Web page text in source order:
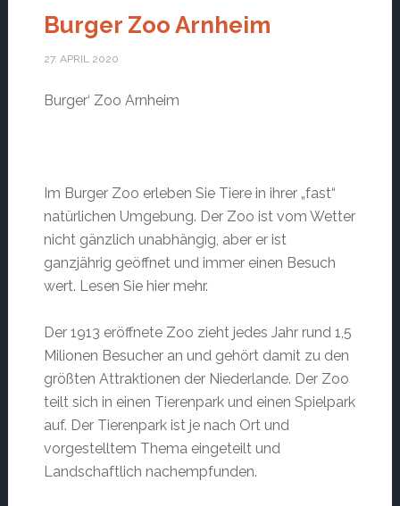
Burger Zoo Arnheim
27. APRIL 2020
Burger‘ Zoo Arnheim
Im Burger Zoo erleben Sie Tiere in ihrer „fast“
natürlichen Umgebung. Der Zoo ist vom Wetter
nicht gänzlich unabhängig, aber er ist
ganzjährig geöffnet und immer einen Besuch
wert. Lesen Sie hier mehr.
Der 1913 eröffnete Zoo zieht jedes Jahr rund 1,5
Milionen Besucher an und gehört damit zu den
größten Attraktionen der Niederlande. Der Zoo
teilt sich in einen Tierenpark und einen Spielpark
auf. Der Tierenpark ist je nach Ort und
vorgestelltem Thema eingeteilt und
Landschaftlich nachempfunden.